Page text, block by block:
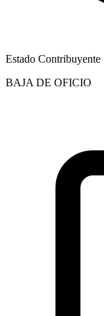
Estado Contribuyente
BAJA DE OFICIO